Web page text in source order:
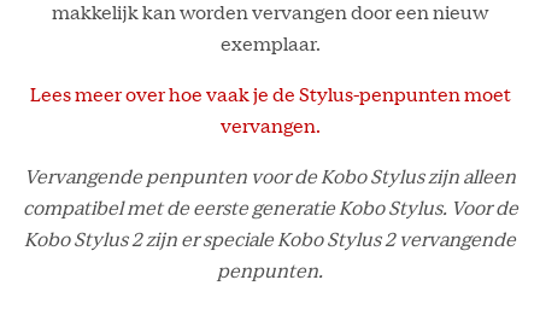
makkelijk kan worden vervangen door een nieuw
exemplaar.
Lees meer over hoe vaak je de Stylus-penpunten moet
vervangen.
Vervangende penpunten voor de Kobo Stylus zijn alleen
compatibel met de eerste generatie Kobo Stylus. Voor de
Kobo Stylus 2 zijn er speciale Kobo Stylus 2 vervangende
penpunten.